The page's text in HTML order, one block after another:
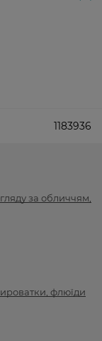
1183936
за обличчям,
флюїди